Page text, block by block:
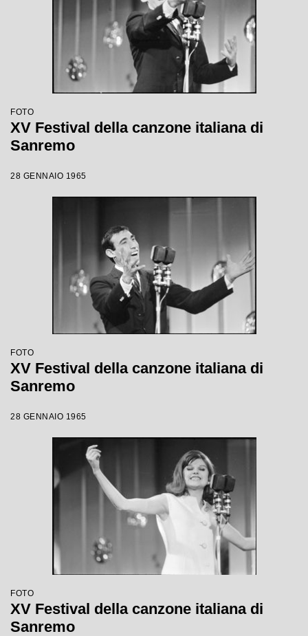
FOTO
XV Festival della canzone italiana di
Sanremo
28 GENNAIO 1965
FOTO
XV Festival della canzone italiana di
Sanremo
28 GENNAIO 1965
FOTO
XV Festival della canzone italiana di
Sanremo